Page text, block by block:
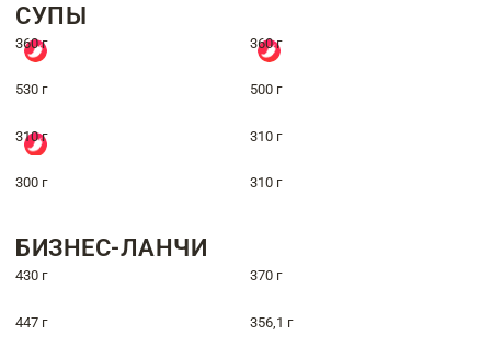
СУПЫ
360 г 360 г
530 г 500 г
310 г 310 г
300 г 310 г
БИЗНЕС-ЛАНЧИ
430 г 370 г
447 г 356,1 г